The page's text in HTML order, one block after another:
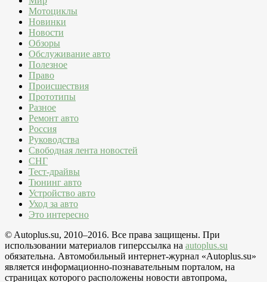
Мотоциклы
Новинки
Новости
Обзоры
Обслуживание авто
Полезное
Право
Происшествия
Прототипы
Разное
Ремонт авто
Россия
Руководства
Свободная лента новостей
СНГ
Тест-драйвы
Тюнинг авто
Устройство авто
Уход за авто
Это интересно
© Autoplus.su, 2010–2016. Все права защищены. При
использовании материалов гиперссылка на autoplus.su
обязательна. Автомобильный интернет-журнал «Autoplus.su»
является информационно-познавательным порталом, на
страницах которого расположены новости автопрома,